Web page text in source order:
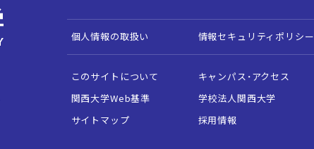
個人情報の取扱い 情報セキュリティポリシー
このサイトについて
キャンパス・アクセス
関西大学Web基準
学校法人関西大学
サイトマップ
採用情報